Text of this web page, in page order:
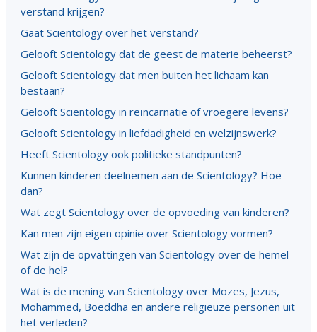
verstand krijgen?
Gaat Scientology over het verstand?
Gelooft Scientology dat de geest de materie beheerst?
Gelooft Scientology dat men buiten het lichaam kan
bestaan?
Gelooft Scientology in reïncarnatie of vroegere levens?
Gelooft Scientology in liefdadigheid en welzijnswerk?
Heeft Scientology ook politieke standpunten?
Kunnen kinderen deelnemen aan de Scientology? Hoe
dan?
Wat zegt Scientology over de opvoeding van kinderen?
Kan men zijn eigen opinie over Scientology vormen?
Wat zijn de opvattingen van Scientology over de hemel
of de hel?
Wat is de mening van Scientology over Mozes, Jezus,
Mohammed, Boeddha en andere religieuze personen uit
het verleden?